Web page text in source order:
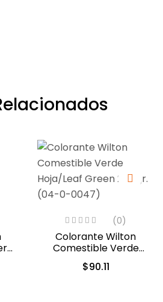
(0)
Colorante Wilton
Comestible Verde
Hoja/Leaf Green 28.3gr.
(04-0-0047)
$90.11